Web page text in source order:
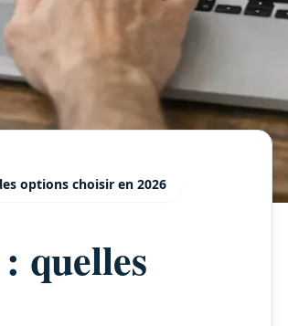
options choisir en 2026
quelles